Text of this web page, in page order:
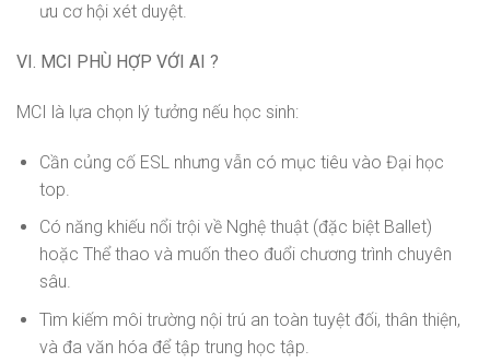
ưu cơ hội xét duyệt.
VI. MCI PHÙ HỢP VỚI AI ?
MCI là lựa chọn lý tưởng nếu học sinh:
Cần củng cố ESL nhưng vẫn có mục tiêu vào Đại học
top.
Có năng khiếu nổi trội về Nghệ thuật (đặc biệt Ballet)
hoặc Thể thao và muốn theo đuổi chương trình chuyên
sâu.
Tìm kiếm môi trường nội trú an toàn tuyệt đối, thân thiện,
và đa văn hóa để tập trung học tập.